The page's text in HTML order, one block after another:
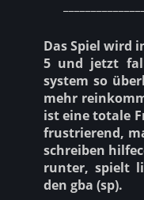
Das Spiel wird
5 und jetzt
system so
mehr
ist eine totale
frustrierend,
schreiben
runter, spielt
den gba (sp).